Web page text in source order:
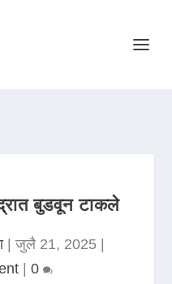
बुडवून टाकले
|जुलै 21, 2025|
0